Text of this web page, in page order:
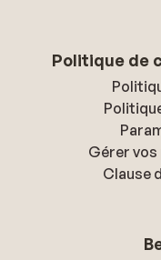
Politique de
Gérer
Clause